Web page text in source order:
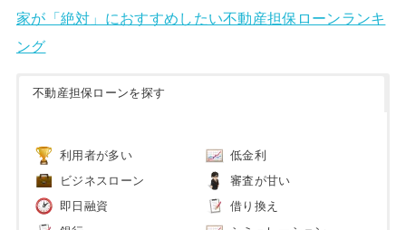
家が「絶対」におすすめしたい不動産担保ローンランキ
ング
不動産担保ローンを探す
利用者が多い 低金利
ビジネスローン 審査が甘い
即日融資 借り換え